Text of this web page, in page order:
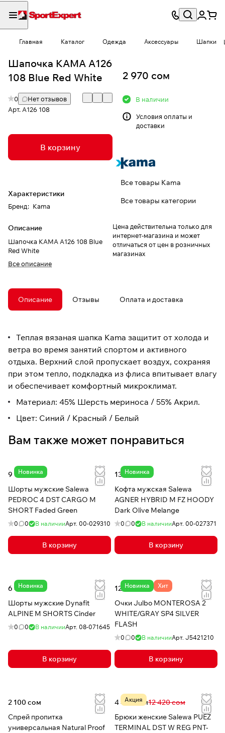
Главная Каталог Одежда Аксессуары Шапки
Шапочка КАМА A126
108 Blue Red White
0
Нет отзывов
Арт. A126 108
В корзину
Характеристики
Бренд: Kama
Описание
Шапочка КАМА A126 108 Blue
Red White
Все описание
2 970 сом
В наличии
Условия оплаты и
доставки
Все товары Kama
Все товары категории
Цена действительна только для
интернет-магазина и может
отличаться от цен в розничных
магазинах
Описание Отзывы Оплата и доставка
Теплая вязаная шапка Kama защитит от холода и
ветра во время занятий спортом и активного
отдыха. Верхний слой пропускает воздух, сохраняя
при этом тепло, подкладка из флиса впитывает влагу
и обеспечивает комфортный микроклимат.
Материал: 45% Шерсть мериноса / 55% Акрил.
Цвет: Синий / Красный / Белый
Вам также может понравиться
Новинка
9 070 сом
Шорты мужские Salewa
PEDROC 4 DST CARGO M
SHORT Faded Green
0 0 В наличииАрт. 00-029310
В корзину
Новинка
13 480 сом
Кофта мужская Salewa
AGNER HYBRID M FZ HOODY
Dark Olive Melange
0 0 В наличииАрт. 00-027371
В корзину
Новинка
6 480 сом
Шорты мужские Dynafit
ALPINE M SHORTS Cinder
0 0 В наличииАрт. 08-071645
В корзину
Новинка Хит
12 500 сом
Очки Julbo MONTEROSA 2
WHITE/GRAY SP4 SILVER
FLASH
0 0 В наличииАрт. J5421210
В корзину
2 100 сом
Спрей пропитка
универсальная Natural Proof
Акция
4 477 сом12 420 сом
Брюки женские Salewa PUEZ
TERMINAL DST W REG PNT-